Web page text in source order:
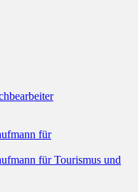
für
für Tourismus und